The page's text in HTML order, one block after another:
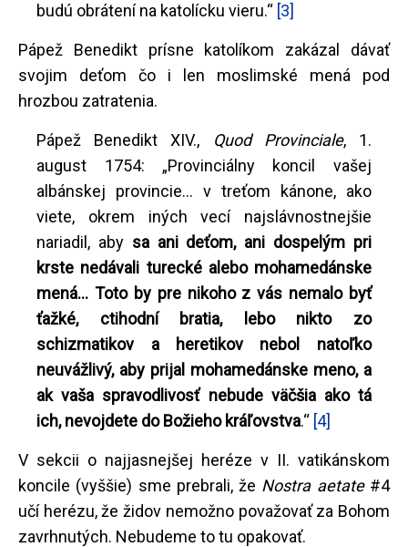
budú obrátení na katolícku vieru.“ [3]
Pápež Benedikt prísne katolíkom zakázal dávať
svojim deťom čo i len moslimské mená pod
hrozbou zatratenia.
Pápež Benedikt XIV., Quod Provinciale, 1.
august 1754: „Provinciálny koncil vašej
albánskej provincie... v treťom kánone, ako
viete, okrem iných vecí najslávnostnejšie
nariadil, aby sa ani deťom, ani dospelým pri
krste nedávali turecké alebo mohamedánske
mená... Toto by pre nikoho z vás nemalo byť
ťažké, ctihodní bratia, lebo nikto zo
schizmatikov a heretikov nebol natoľko
neuvážlivý, aby prijal mohamedánske meno, a
ak vaša spravodlivosť nebude väčšia ako tá
ich, nevojdete do Božieho kráľovstva.“ [4]
V sekcii o najjasnejšej heréze v II. vatikánskom
koncile (vyššie) sme prebrali, že Nostra aetate #4
učí herézu, že židov nemožno považovať za Bohom
zavrhnutých. Nebudeme to tu opakovať.